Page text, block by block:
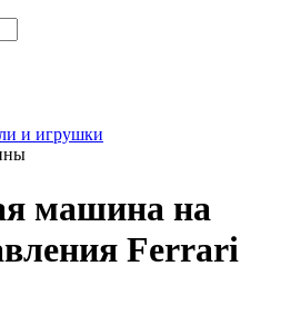
и игрушки
машина на
Ferrari